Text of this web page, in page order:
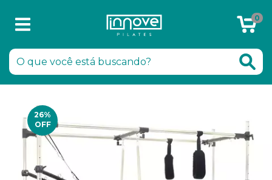
0
26%
OFF
Chamar no WhatsApp